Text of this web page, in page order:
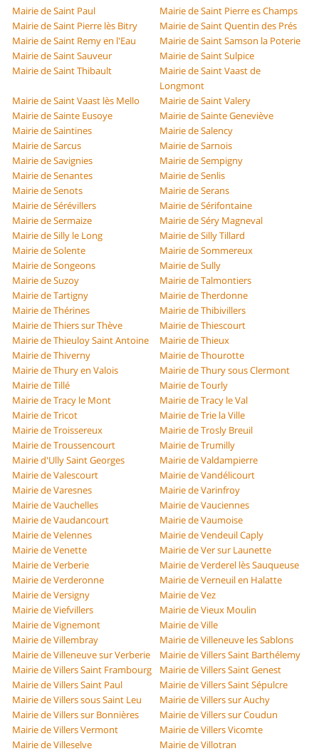
Mairie de Saint Paul
Mairie de Saint Pierre es Champs
Mairie de Saint Pierre lès Bitry
Mairie de Saint Quentin des Prés
Mairie de Saint Remy en l'Eau
Mairie de Saint Samson la Poterie
Mairie de Saint Sauveur
Mairie de Saint Sulpice
Mairie de Saint Thibault
Mairie de Saint Vaast de
Longmont
Mairie de Saint Vaast lès Mello
Mairie de Saint Valery
Mairie de Sainte Eusoye
Mairie de Sainte Geneviève
Mairie de Saintines
Mairie de Salency
Mairie de Sarcus
Mairie de Sarnois
Mairie de Savignies
Mairie de Sempigny
Mairie de Senantes
Mairie de Senlis
Mairie de Senots
Mairie de Serans
Mairie de Sérévillers
Mairie de Sérifontaine
Mairie de Sermaize
Mairie de Séry Magneval
Mairie de Silly le Long
Mairie de Silly Tillard
Mairie de Solente
Mairie de Sommereux
Mairie de Songeons
Mairie de Sully
Mairie de Suzoy
Mairie de Talmontiers
Mairie de Tartigny
Mairie de Therdonne
Mairie de Thérines
Mairie de Thibivillers
Mairie de Thiers sur Thève
Mairie de Thiescourt
Mairie de Thieuloy Saint Antoine
Mairie de Thieux
Mairie de Thiverny
Mairie de Thourotte
Mairie de Thury en Valois
Mairie de Thury sous Clermont
Mairie de Tillé
Mairie de Tourly
Mairie de Tracy le Mont
Mairie de Tracy le Val
Mairie de Tricot
Mairie de Trie la Ville
Mairie de Troissereux
Mairie de Trosly Breuil
Mairie de Troussencourt
Mairie de Trumilly
Mairie d'Ully Saint Georges
Mairie de Valdampierre
Mairie de Valescourt
Mairie de Vandélicourt
Mairie de Varesnes
Mairie de Varinfroy
Mairie de Vauchelles
Mairie de Vauciennes
Mairie de Vaudancourt
Mairie de Vaumoise
Mairie de Velennes
Mairie de Vendeuil Caply
Mairie de Venette
Mairie de Ver sur Launette
Mairie de Verberie
Mairie de Verderel lès Sauqueuse
Mairie de Verderonne
Mairie de Verneuil en Halatte
Mairie de Versigny
Mairie de Vez
Mairie de Viefvillers
Mairie de Vieux Moulin
Mairie de Vignemont
Mairie de Ville
Mairie de Villembray
Mairie de Villeneuve les Sablons
Mairie de Villeneuve sur Verberie
Mairie de Villers Saint Barthélemy
Mairie de Villers Saint Frambourg
Mairie de Villers Saint Genest
Mairie de Villers Saint Paul
Mairie de Villers Saint Sépulcre
Mairie de Villers sous Saint Leu
Mairie de Villers sur Auchy
Mairie de Villers sur Bonnières
Mairie de Villers sur Coudun
Mairie de Villers Vermont
Mairie de Villers Vicomte
Mairie de Villeselve
Mairie de Villotran